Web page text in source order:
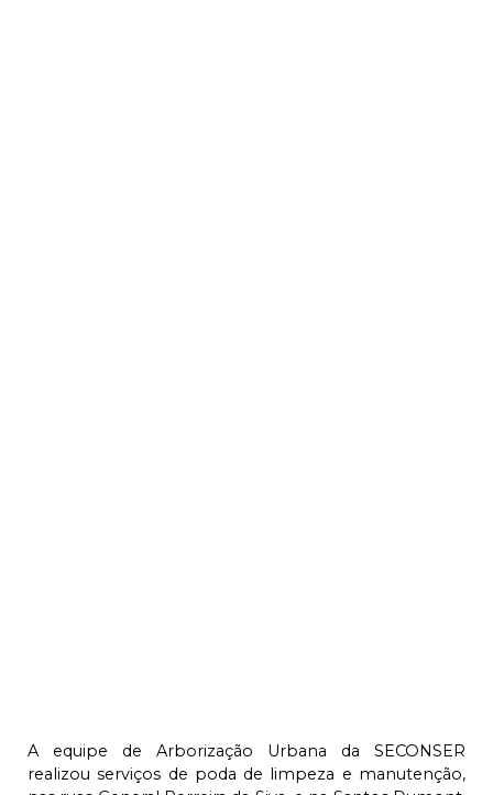
A equipe de Arborização Urbana da SECONSER
realizou serviços de poda de limpeza e manutenção,